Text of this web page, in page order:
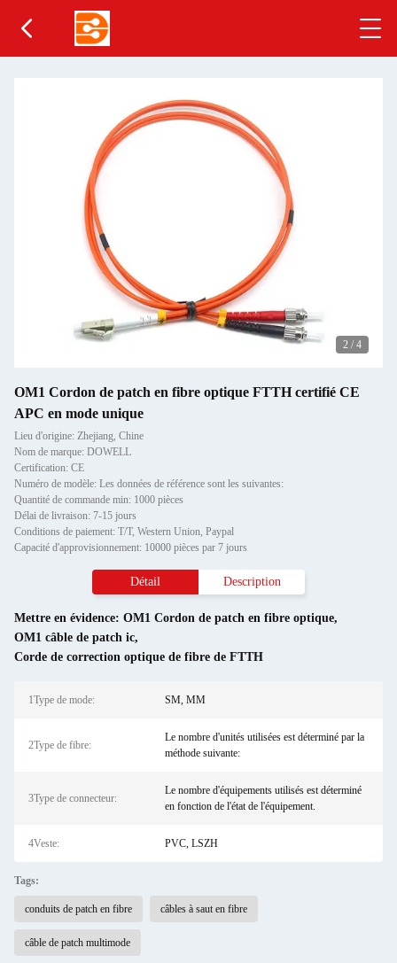
2 / 4
OM1 Cordon de patch en fibre optique FTTH certifié CE
APC en mode unique
Lieu d'origine: Zhejiang, Chine
Nom de marque: DOWELL
Certification: CE
Numéro de modèle: Les données de référence sont les suivantes:
Quantité de commande min: 1000 pièces
Délai de livraison: 7-15 jours
Conditions de paiement: T/T, Western Union, Paypal
Capacité d'approvisionnement: 10000 pièces par 7 jours
Détail Description
Mettre en évidence: OM1 Cordon de patch en fibre optique,
OM1 câble de patch ic,
Corde de correction optique de fibre de FTTH
1Type de mode: SM, MM
2Type de fibre:
Le nombre d'unités utilisées est déterminé par la
méthode suivante:
3Type de connecteur:
Le nombre d'équipements utilisés est déterminé
en fonction de l'état de l'équipement.
4Veste: PVC, LSZH
Tags:
conduits de patch en fibre câbles à saut en fibre
câble de patch multimode